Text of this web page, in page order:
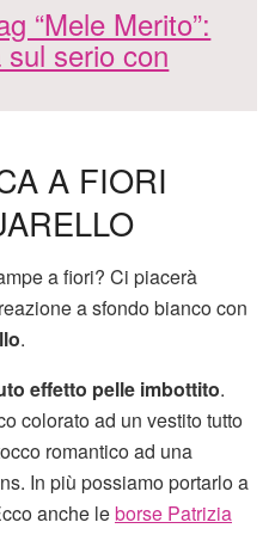
“Mele Merito”:
serio con
A FIORI
a fiori? Ci piacerà
a sfondo bianco con
.
effetto pelle imbottito.
colorato ad un vestito tutto
romantico ad una
In più possiamo portarlo a
anche leborse Patrizia